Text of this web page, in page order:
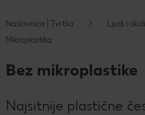
Kontakt
Naslovnica | Tvrtka
Ljudi i
Mikroplastika
Bez mikroplastike
Najsitnije plastične